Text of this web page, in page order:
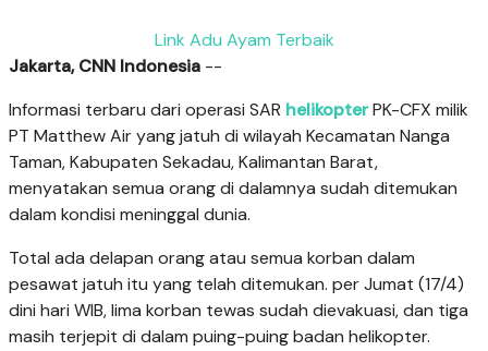
Link Adu Ayam Terbaik
Jakarta, CNN Indonesia --
Informasi terbaru dari operasi SAR helikopterPK-CFX milik
PT Matthew Air yang jatuh di wilayah Kecamatan Nanga
Taman, Kabupaten Sekadau, Kalimantan Barat,
menyatakan semua orang di dalamnya sudah ditemukan
dalam kondisi meninggal dunia.
Total ada delapan orang atau semua korban dalam
pesawat jatuh itu yang telah ditemukan. per Jumat (17/4)
dini hari WIB, lima korban tewas sudah dievakuasi, dan tiga
masih terjepit di dalam puing-puing badan helikopter.